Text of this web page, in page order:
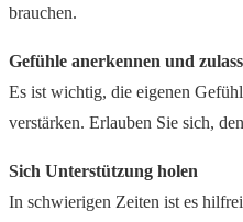
brauchen.
Gefühle anerkennen und
Es ist wichtig, die eigenen
verstärken. Erlauben Sie sich,
Sich Unterstützung holen
In schwierigen Zeiten ist es